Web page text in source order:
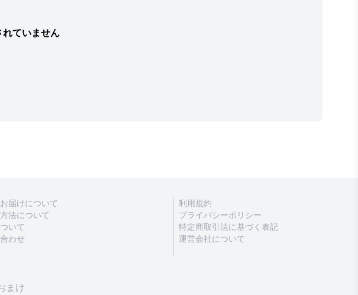
ていません
届けについて
法について
いて
わせ
利用規約
プライバシーポリシー
特定商取引法に基づく表記
運営会社について
まけ